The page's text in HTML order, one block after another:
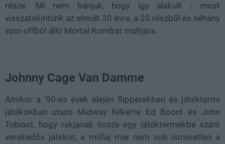
része. Mi nem bánjuk, hogy így alakult - most
visszatekintünk az elmúlt 30 évre, a 20 részből és néhány
spin-offból álló Mortal Kombat múltjára.
Johnny Cage Van Damme
Amikor a '90-es évek elején flipperekben és játéktermi
játékokban utazó Midway felkérte Ed Boont és John
Tobiast, hogy rakjanak össze egy játéktermekbe szánt
verekedős játékot, a műfaj már nem volt ismeretlen a